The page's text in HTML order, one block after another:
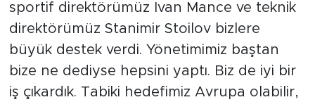
sportif direktörümüz Ivan Mance ve teknik
direktörümüz Stanimir Stoilov bizlere
büyük destek verdi. Yönetimimiz baştan
bize ne dediyse hepsini yaptı. Biz de iyi bir
iş çıkardık. Tabiki hedefimiz Avrupa olabilir,